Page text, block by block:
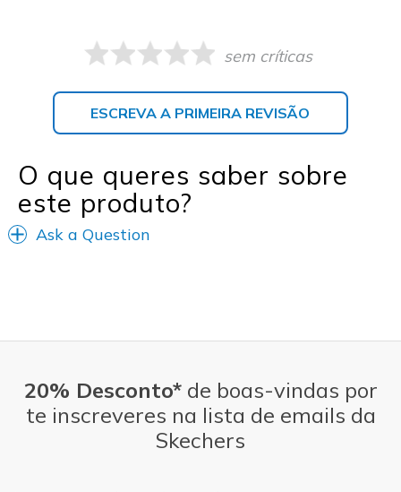
sem críticas
ESCREVA A PRIMEIRA REVISÃO
O que queres saber sobre
este produto?
Ask a Question
20% Desconto*de boas-vindas por
te inscreveres na lista de emails da
Skechers